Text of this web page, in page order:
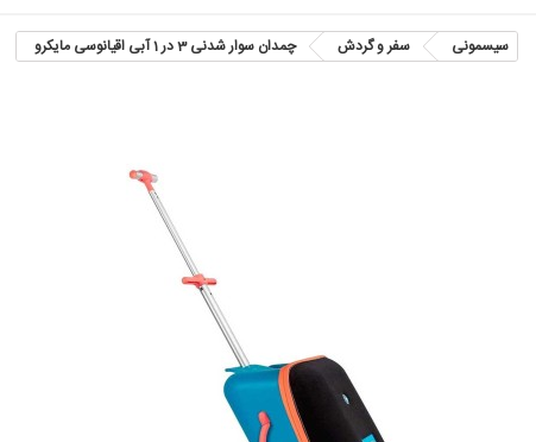
سیسمونی سفر و گردش چمدان سوار شدنی 3 در 1 آبی اقیانوسی مایکرو